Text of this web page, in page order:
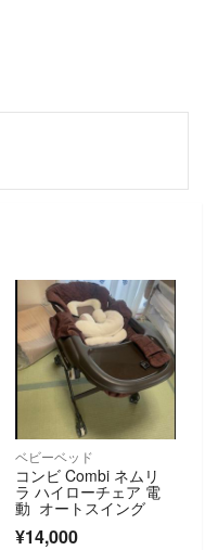
ベビーベッド
コンビ Combi ネムリ
ラ ハイローチェア 電
動 オートスイング
¥14,000